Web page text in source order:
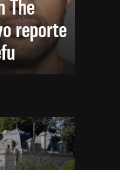
The
reporte